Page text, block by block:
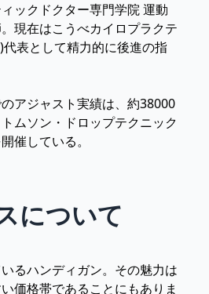
ックドクター専門学院 運動
現在はこうべカイロプラクテ
代表として精力的に後進の指
アジャスト実績は、約38000
ムソン・ドロップテクニック
催している。
について
るハンディガン。その魅力は
価格帯であることにもありま